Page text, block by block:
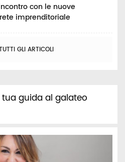
con le nuove
imprenditoriale
GLI ARTICOLI
tua guida al galateo